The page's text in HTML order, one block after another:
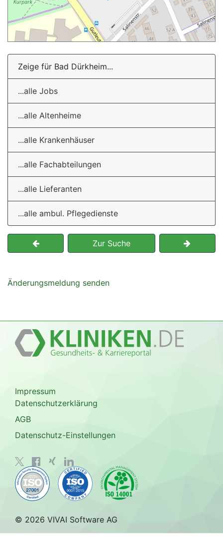
Zeige für Bad Dürkheim...
...alle Jobs
...alle Altenheime
...alle Krankenhäuser
...alle Fachabteilungen
...alle Lieferanten
...alle ambul. Pflegedienste
Zur Suche
Änderungsmeldung senden
Impressum
Datenschutzerklärung
AGB
Datenschutz-Einstellungen
© 2026 VIVAI Software AG